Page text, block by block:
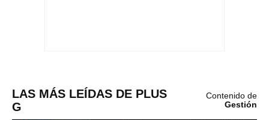
LAS MÁS LEÍDAS DE PLUS
G
Contenido de
Gestión